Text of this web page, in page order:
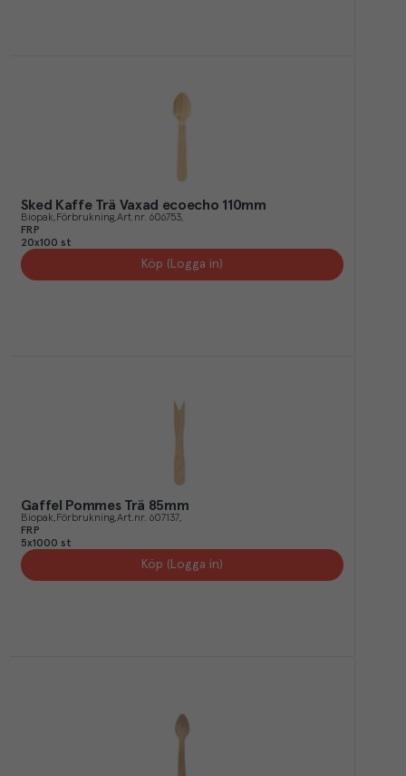
Sked Kaffe Trä Vaxad ecoecho 110mm
Biopak Förbrukning Art.nr. 606753
FRP
20x100 st
Köp (Logga in)
Gaffel Pommes Trä 85mm
Biopak Förbrukning Art.nr. 607137
FRP
5x1000 st
Köp (Logga in)